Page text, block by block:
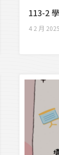
113-2
4 2 月 2025